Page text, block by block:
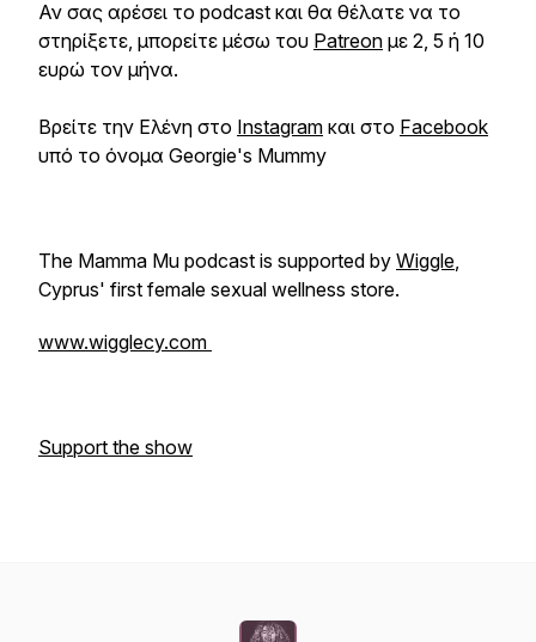
Αν σας αρέσει το podcast και θα θέλατε να το
στηρίξετε, μπορείτε μέσω του Patreon με 2, 5 ή 10
ευρώ τον μήνα.
Βρείτε την Ελένη στο Instagram και στο Facebook
υπό το όνομα Georgie's Mummy
The Mamma Mu podcast is supported by Wiggle,
Cyprus' first female sexual wellness store.
www.wigglecy.com
Support the show